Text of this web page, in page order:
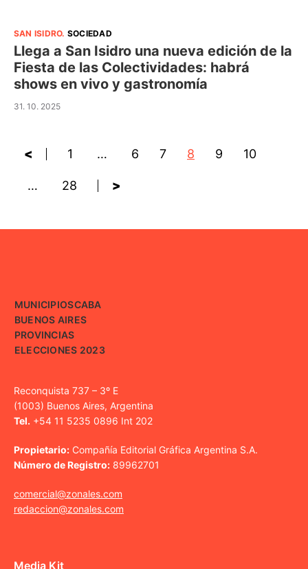
SAN ISIDRO. SOCIEDAD
Llega a San Isidro una nueva edición de la
Fiesta de las Colectividades: habrá
shows en vivo y gastronomía
31. 10. 2025
< 1 … 6 7 8 9 10
… 28 >
MUNICIPIOSCABA
BUENOS AIRES
PROVINCIAS
ELECCIONES 2023
Reconquista 737 – 3º E
(1003) Buenos Aires, Argentina
Tel. +54 11 5235 0896 Int 202
Propietario: Compañía Editorial Gráfica Argentina S.A.
Número de Registro: 89962701
comercial@zonales.com
redaccion@zonales.com
Media Kit